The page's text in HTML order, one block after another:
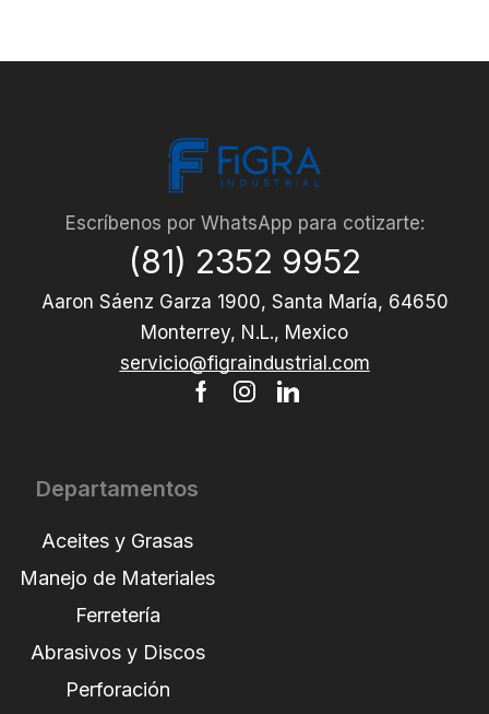
Escríbenos por WhatsApp para cotizarte:
(81) 2352 9952
Aaron Sáenz Garza 1900, Santa María, 64650
Monterrey, N.L., Mexico
servicio@figraindustrial.com
Departamentos
Aceites y Grasas
Manejo de Materiales
Ferretería
Abrasivos y Discos
Perforación